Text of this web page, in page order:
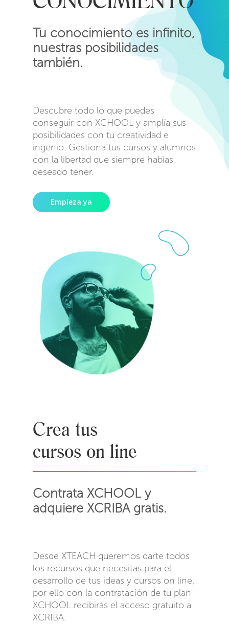
Tu conocimiento es infinito,
nuestras posibilidades
también.
Descubre todo lo que puedes
conseguir con XCHOOL y amplía sus
posibilidades con tu creatividad e
ingenio. Gestiona tus cursos y alumnos
con la libertad que siempre habías
deseado tener.
Empieza ya
Crea tus
cursos on line
Contrata XCHOOL y
adquiere XCRIBA gratis.
Desde XTEACH queremos darte todos
los recursos que necesitas para el
desarrollo de tus ideas y cursos on line,
por ello con la contratación de tu plan
XCHOOL recibirás el acceso gratuito a
XCRIBA.